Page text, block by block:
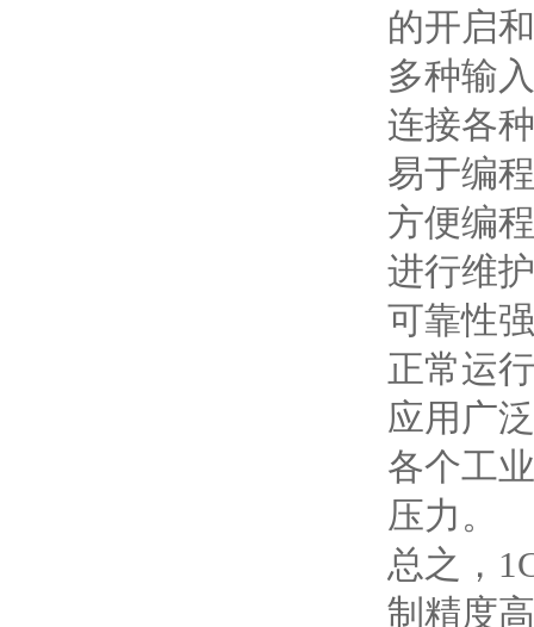
的开启
多种输
连接各
易于编
方便编
进行维
可靠性
正常运
应用广
各个工
压力。
总之，
制精度